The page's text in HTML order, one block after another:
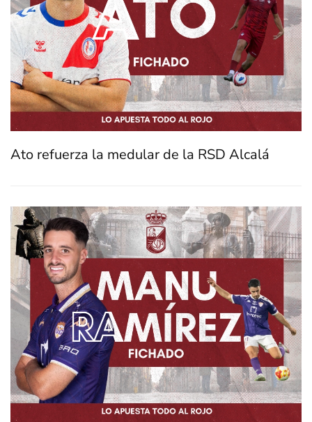
Ato refuerza la medular de la RSD Alcalá